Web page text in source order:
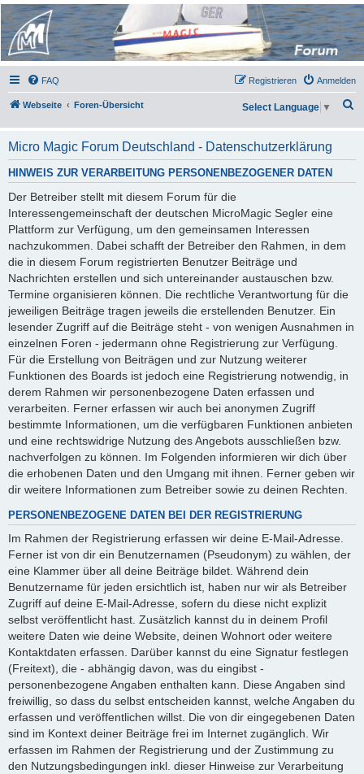
Micro Magic Forum
Deutschland
FAQ Anmelden
Registrieren
Webseite Foren-Übersicht
h
e
Select Language ▼
Micro Magic Forum Deutschland - Datenschutzerklärung
HINWEIS ZUR VERARBEITUNG PERSONENBEZOGENER DATEN
Der Betreiber stellt mit diesem Forum für die
Interessengemeinschaft der deutschen MicroMagic Segler eine
Plattform zur Verfügung, um den gemeinsamen Interessen
nachzukommen. Dabei schafft der Betreiber den Rahmen, in dem
die in diesem Forum registrierten Benutzer Beiträge und
Nachrichten erstellen und sich untereinander austauschen bzw.
Termine organisieren können. Die rechtliche Verantwortung für die
jeweiligen Beiträge tragen jeweils die erstellenden Benutzer. Ein
lesender Zugriff auf die Beiträge steht - von wenigen Ausnahmen in
einzelnen Foren - jedermann ohne Registrierung zur Verfügung.
Für die Erstellung von Beiträgen und zur Nutzung weiterer
Funktionen des Boards ist jedoch eine Registrierung notwendig, in
derem Rahmen wir personenbezogene Daten erfassen und
verarbeiten. Ferner erfassen wir auch bei anonymen Zugriff
bestimmte Informationen, um die verfügbaren Funktionen anbieten
und eine rechtswidrige Nutzung des Angebots ausschließen bzw.
nachverfolgen zu können. Im Folgenden informieren wir dich über
die erhobenen Daten und den Umgang mit ihnen. Ferner geben wir
dir weitere Informationen zum Betreiber sowie zu deinen Rechten.
PERSONENBEZOGENE DATEN BEI DER REGISTRIERUNG
Im Rahmen der Registrierung erfassen wir deine E-Mail-Adresse.
Ferner ist von dir ein Benutzernamen (Pseudonym) zu wählen, der
eine Klammer über all deine Beiträge bildet. Während dein
Benutzername für jeden ersichtlich ist, haben nur wir als Betreiber
Zugriff auf deine E-Mail-Adresse, sofern du diese nicht explizit
selbst veröffentlicht hast. Zusätzlich kannst du in deinem Profil
weitere Daten wie deine Website, deinen Wohnort oder weitere
Kontaktdaten erfassen. Darüber kannst du eine Signatur festlegen
(Freitext), die - abhängig davon, was du eingibst -
personenbezogene Angaben enthalten kann. Diese Angaben sind
freiwillig, so dass du selbst entscheiden kannst, welche Angaben du
erfassen und veröffentlichen willst. Die von dir eingegebenen Daten
sind im Kontext deiner Beiträge frei im Internet zugänglich. Wir
erfassen im Rahmen der Registrierung und der Zustimmung zu
den Nutzungsbedingungen inkl. dieser Hinweise zur Verarbeitung